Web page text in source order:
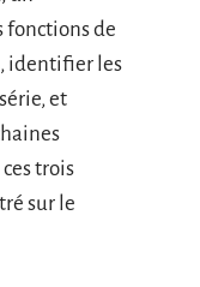
fonctions de
identifier les
et
trois
sur le